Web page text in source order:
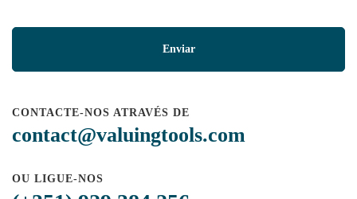
CONTACTE-NOS ATRAVÉS DE
contact@valuingtools.com
OU LIGUE-NOS